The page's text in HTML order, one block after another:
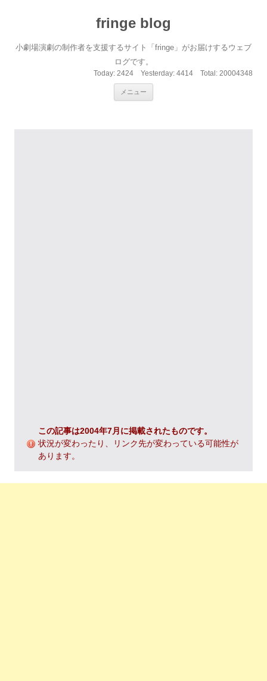
fringe blog
小劇場演劇の制作者を支援するサイト「fringe」がお届けするウェブ
ログです。
Today: 2424 Yesterday: 4414 Total: 20004348
メニュー
この記事は2004年7月に掲載されたものです。
状況が変わったり、リンク先が変わっている可能性が
あります。